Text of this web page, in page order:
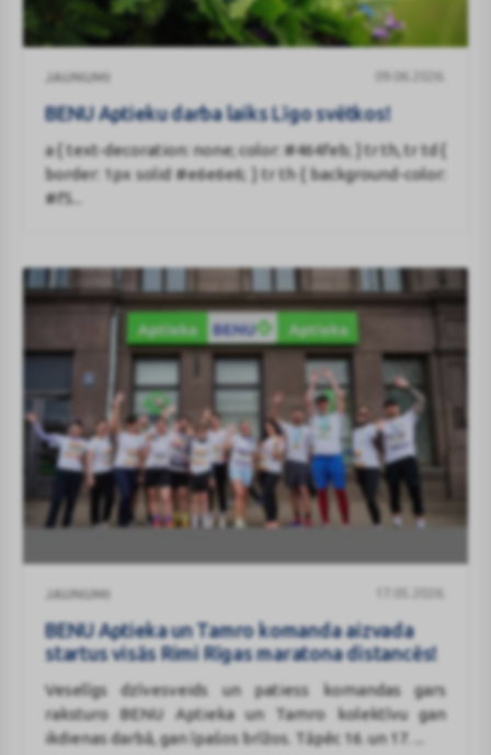
Aptieku
darba
Līgo
svētkos!
JAUNUMI 09.06.2026.
BENU Aptieku darba laiks Līgo svētkos!
a { text-decoration: none; color: #464feb; } tr th, tr td {
border: 1px solid #e6e6e6; } tr th { background-color:
#f5...
Aptieka
Tamro
aizvada
startus
visās
JAUNUMI
BENU Aptieka un Tamro komanda aizvada
startus visās Rimi Rīgas maratona distancēs!
Veselīgs dzīvesveids un patiess komandas gars
raksturo BENU Aptieka un Tamro kolektīvu gan
ikdienas darbā, gan īpašos brīžos. Tāpēc 16. un 17. ...